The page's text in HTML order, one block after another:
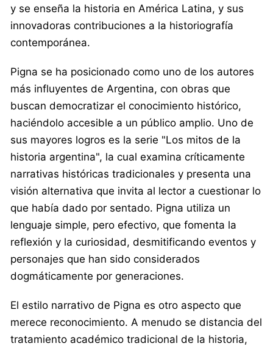
y se enseña la historia en América Latina, y sus
innovadoras contribuciones a la historiografía
contemporánea.
Pigna se ha posicionado como uno de los autores
más influyentes de Argentina, con obras que
buscan democratizar el conocimiento histórico,
haciéndolo accesible a un público amplio. Uno de
sus mayores logros es la serie "Los mitos de la
historia argentina", la cual examina críticamente
narrativas históricas tradicionales y presenta una
visión alternativa que invita al lector a cuestionar lo
que había dado por sentado. Pigna utiliza un
lenguaje simple, pero efectivo, que fomenta la
reflexión y la curiosidad, desmitificando eventos y
personajes que han sido considerados
dogmáticamente por generaciones.
El estilo narrativo de Pigna es otro aspecto que
merece reconocimiento. A menudo se distancia del
tratamiento académico tradicional de la historia,